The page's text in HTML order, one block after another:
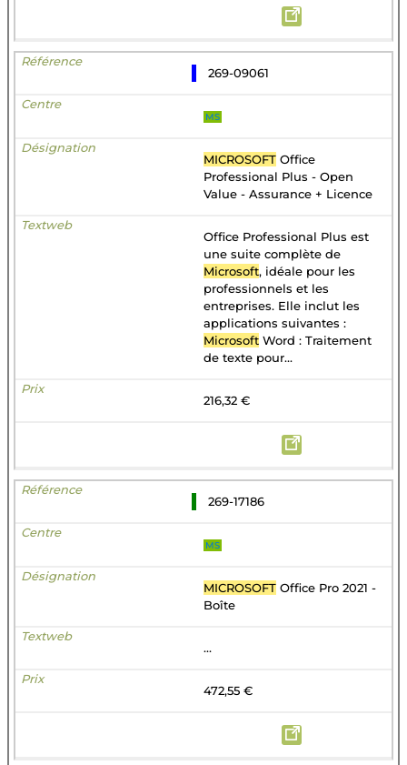
269-09061
MS
MICROSOFT Office
Professional Plus - Open
Value - Assurance + Licence
Office Professional Plus est
une suite complète de
Microsoft, idéale pour les
professionnels et les
entreprises. Elle inclut les
applications suivantes :
Microsoft Word : Traitement
de texte pour...
216,32 €
269-17186
MS
MICROSOFT Office Pro 2021 -
Boîte
...
472,55 €